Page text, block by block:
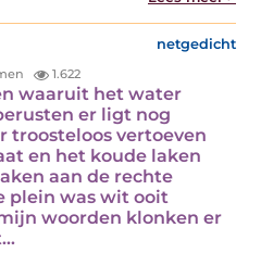
netgedicht
1.622
waaruit het water
er ligt nog
troosteloos vertoeven
en het koude laken
aan de rechte
plein was wit ooit
woorden klonken er